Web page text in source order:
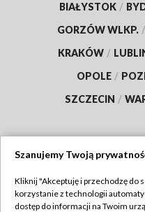
BIAŁYSTOK /
GORZÓW WLKP. /
KRAKÓW /
OPOLE /
SZCZECIN /
Szanujemy Twoją
Kliknij "Akceptuję i przechodzę do
korzystanie z technologii
dostęp do informacji na Twoim